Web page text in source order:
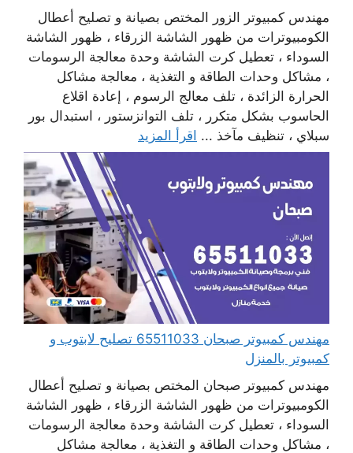
مهندس كمبيوتر الزور المختص بصيانة و تصليح أعطال
الكومبيوترات من ظهور الشاشة الزرقاء ، ظهور الشاشة
السوداء ، تعطيل كرت الشاشة وحدة معالجة الرسومات
، مشاكل وحدات الطاقة و التغذية ، معالجة مشاكل
الحرارة الزائدة ، تلف معالج الرسوم ، إعادة اقلاع
الحاسوب بشكل متكرر ، تلف التوانزستور ، استبدال بور
سبلاي ، تنظيف مآخذ ... اقرأ المزيد
مهندس كمبيوتر صبحان 65511033 تصليح لابتوب و
كمبيوتر بالمنزل
مهندس كمبيوتر صبحان المختص بصيانة و تصليح أعطال
الكومبيوترات من ظهور الشاشة الزرقاء ، ظهور الشاشة
السوداء ، تعطيل كرت الشاشة وحدة معالجة الرسومات
، مشاكل وحدات الطاقة و التغذية ، معالجة مشاكل